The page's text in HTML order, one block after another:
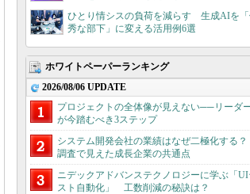
ひとり情シスの負荷を減らす 生成AIを
秀な部下」に変える活用例6選
ホワイトペーパーランキング
2026/08/06 UPDATE
プロジェクトの全体像が見えない──リーダ
が今踏むべき3ステップ
システム開発会社の業績はなぜ二極化する
調査で見えた成長企業の共通点
ニデックアドバンステクノロジーに学ぶ「UI
スト自動化」 工数削減の秘訣は？